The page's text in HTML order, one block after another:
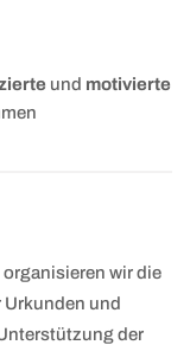
und motivierte
wir die
und
der